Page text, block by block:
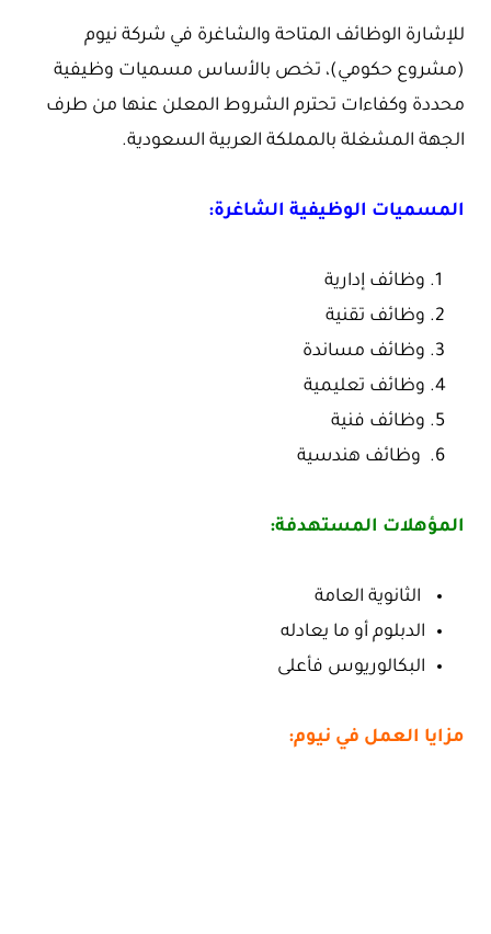
للإشارة الوظائف المتاحة والشاغرة في شركة نيوم
(مشروع حكومي)، تخص بالأساس مسميات وظيفية
محددة وكفاءات تحترم الشروط المعلن عنها من طرف
الجهة المشغلة بالمملكة العربية السعودية.
المسميات الوظيفية الشاغرة:
وظائف إدارية
وظائف تقنية
وظائف مساندة
وظائف تعليمية
وظائف فنية
وظائف هندسية
المؤهلات المستهدفة:
الثانوية العامة
الدبلوم أو ما يعادله
البكالوريوس فأعلى
مزايا العمل في نيوم: